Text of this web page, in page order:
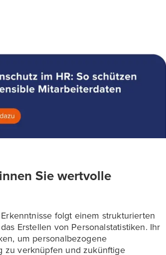
Sie wertvolle
folgt einem strukturierten
Erstellen von Personalstatistiken. Ihr
um personalbezogene
zu verknüpfen und zukünftige